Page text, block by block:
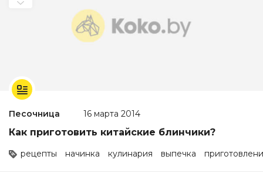
Песочница 16 марта 2014
Как приготовить китайские блинчики?
рецепты начинка кулинария выпечка